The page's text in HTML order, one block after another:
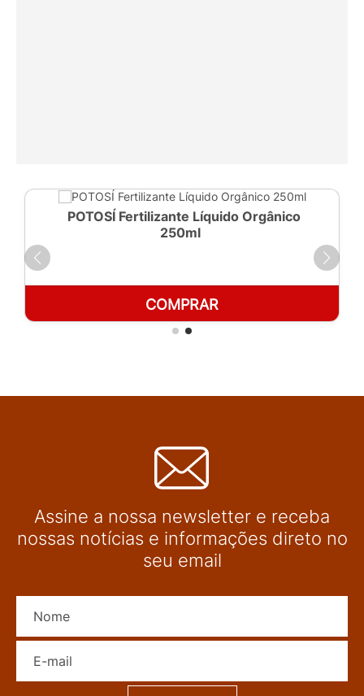
POTOSÍ Fertilizante Líquido Orgânico
250ml
COMPRAR
Assine a nossa newsletter e receba
nossas notícias e informações direto no
seu email